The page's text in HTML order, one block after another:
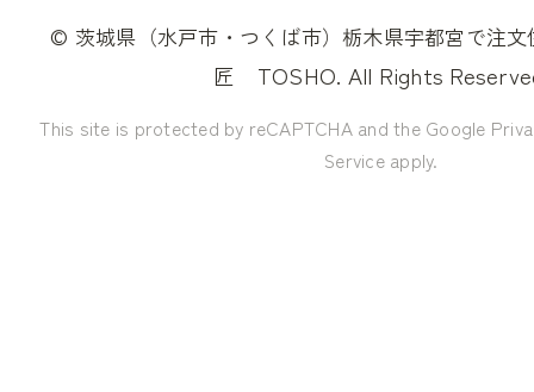
© 茨城県（水戸市・つくば市）栃木県宇都宮で注
匠
TOSHO. All Rights
This site is protected by reCAPTCHA and the Google
Service apply.